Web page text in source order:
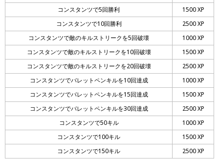
コンスタンツで5回勝利
1500 XP
コンスタンツで10回勝利
2500 XP
コンスタンツで敵のキルストリークを5回破壊
1000 XP
コンスタンツで敵のキルストリークを10回破壊
1500 XP
コンスタンツで敵のキルストリークを20回破壊
2500 XP
コンスタンツでバレットペンキルを10回達成
1000 XP
コンスタンツでバレットペンキルを15回達成
1500 XP
コンスタンツでバレットペンキルを30回達成
2500 XP
コンスタンツで50キル
1000 XP
コンスタンツで100キル
1500 XP
コンスタンツで150キル
2500 XP